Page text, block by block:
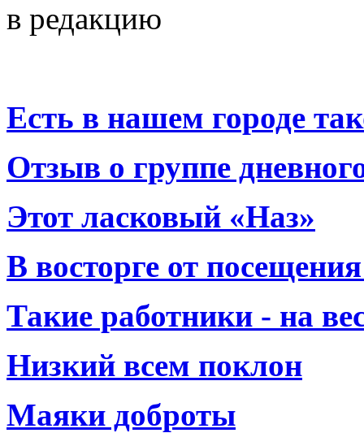
в редакцию
Есть в нашем городе
Отзыв о группе
Этот ласковый «Наз»
В восторге от
Такие работники - на
Низкий всем поклон
Маяки доброты